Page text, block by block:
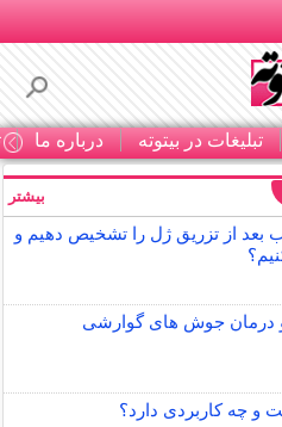
تبلیغات در بیتوته درباره ما
بعد از تزریق ژل را تشخیص دهیم و
درمان جوش های گوارشی
و چه کاربردی دارد؟
بیشتر